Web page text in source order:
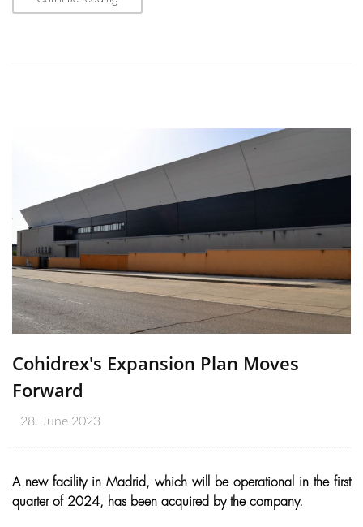
Cohidrex's Expansion Plan Moves
Forward
28. June 2023
A new facility in Madrid, which will be operational in the first
quarter of 2024, has been acquired by the company.